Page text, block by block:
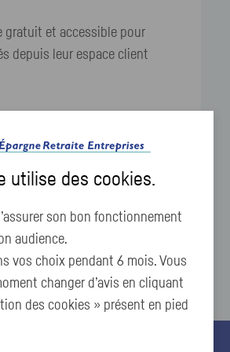
gratuit et accessible pour
depuis leur espace client
utilise des cookies.
son bon fonctionnement
audience.
vos choix pendant 6 mois. Vous
changer d’avis en cliquant
des cookies » présent en pied